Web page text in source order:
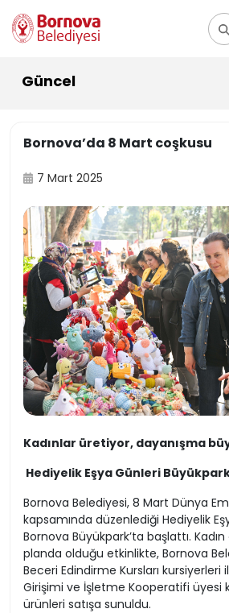
Güncel
Bornova’da 8 Mart coşkusu
7 Mart 2025
Kadınlar üretiyor, dayanışma
Hediyelik Eşya Günleri
Bornova Belediyesi, 8 Mart Dünya
kapsamında düzenlediği Hediyelik
Bornova Büyükpark’ta başlattı.
planda olduğu etkinlikte, Bornova
Beceri Edindirme Kursları kursiyerleri
Girişimi ve İşletme Kooperatifi üyesi
ürünleri satışa sunuldu.